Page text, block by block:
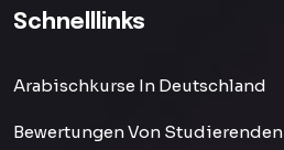
Schnelllinks
Arabischkurse In Deutschland
Bewertungen Von Studierenden